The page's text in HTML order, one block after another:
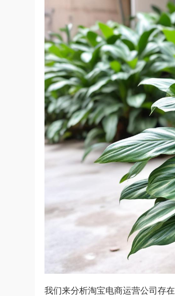
我们来分析淘宝电商运营公司存